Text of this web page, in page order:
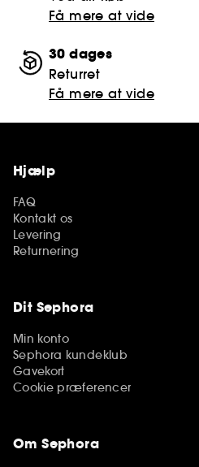
Få mere at vide
30 dages
Returret
Få mere at vide
Hjælp
FAQ
Kontakt os
Levering
Returnering
Dit Sephora
Min konto
Sephora kundeklub
Gavekort
Cookie præferencer
Om Sephora